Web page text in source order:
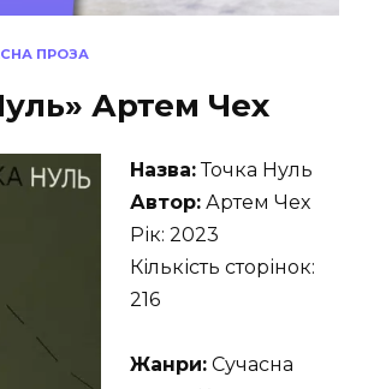
ПРОЗА
Артем Чех
Назва:Точка Нуль
Автор: Артем Чех
Рік: 2023
Кількість сторінок:
216
Жанри: Сучасна